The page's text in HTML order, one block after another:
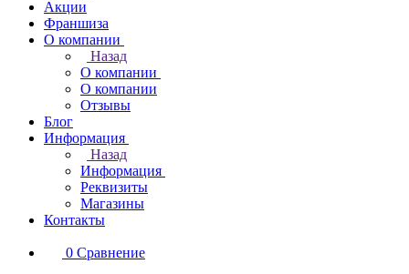
Акции
Франшиза
О компании
Назад
О компании
О компании
Отзывы
Блог
Информация
Назад
Информация
Реквизиты
Магазины
Контакты
0 Сравнение